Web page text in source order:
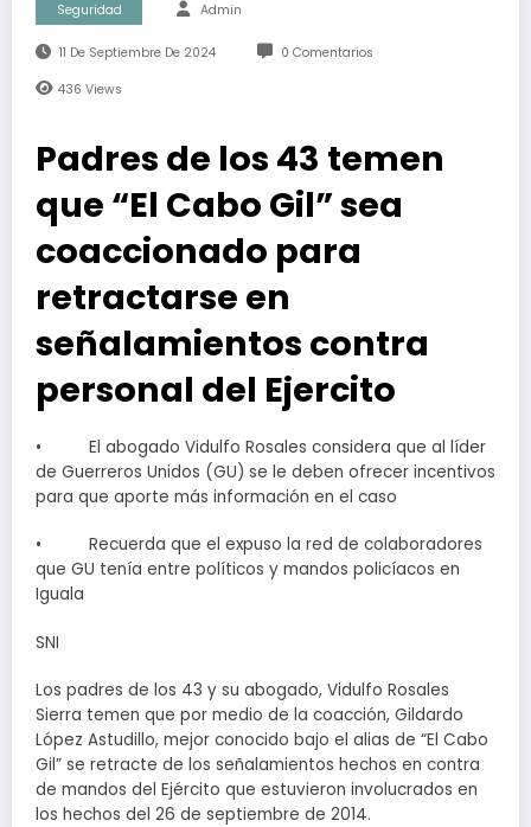
Seguridad Admin
11 De Septiembre De 2024 0 Comentarios
436 Views
Padres de los 43 temen
que “El Cabo Gil” sea
coaccionado para
retractarse en
señalamientos contra
personal del Ejercito
• El abogado Vidulfo Rosales considera que al líder
de Guerreros Unidos (GU) se le deben ofrecer incentivos
para que aporte más información en el caso
• Recuerda que el expuso la red de colaboradores
que GU tenía entre políticos y mandos policíacos en
Iguala
SNI
Los padres de los 43 y su abogado, Vidulfo Rosales
Sierra temen que por medio de la coacción, Gildardo
López Astudillo, mejor conocido bajo el alias de “El Cabo
Gil” se retracte de los señalamientos hechos en contra
de mandos del Ejército que estuvieron involucrados en
los hechos del 26 de septiembre de 2014.